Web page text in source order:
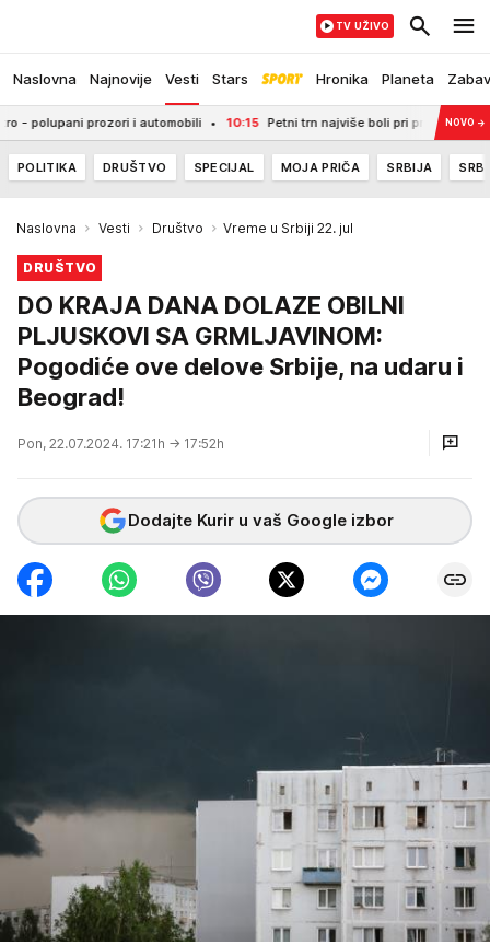
Naslovna Najnovije Vesti Stars Hronika Planeta
TV UŽIVO
polupani prozori i automobili 10:15 Petni trn najviše boli pri prvim jutarnjim
NOVO →
POLITIKA DRUŠTVO SPECIJAL MOJA PRIČA SRBIJA
Naslovna Vesti Društvo Vreme u Srbiji 22. jul
DRUŠTVO
DO KRAJA DANA DOLAZE OBILNI
PLJUSKOVI SA GRMLJAVINOM:
Pogodiće ove delove Srbije, na udaru i
Beograd!
Pon, 22.07.2024. 17:21h → 17:52h
Dodajte Kurir u vaš Google izbor